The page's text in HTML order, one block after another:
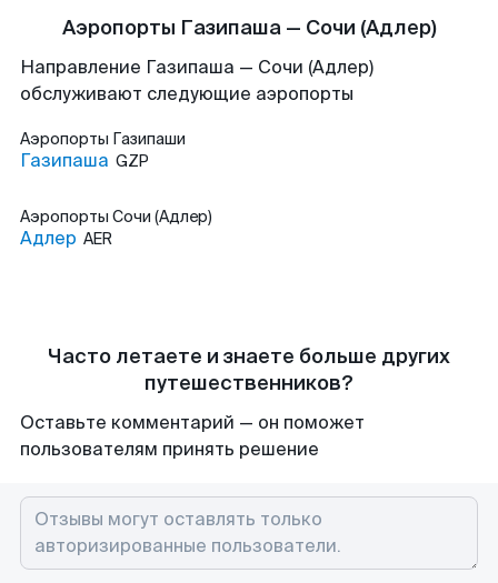
Аэропорты Газипаша — Сочи (Адлер)
Направление Газипаша — Сочи (Адлер)
обслуживают следующие аэропорты
Аэропорты Газипаши
Газипаша GZP
Аэропорты Сочи (Адлер)
Адлер AER
Часто летаете и знаете больше других
путешественников?
Оставьте комментарий — он поможет
пользователям принять решение